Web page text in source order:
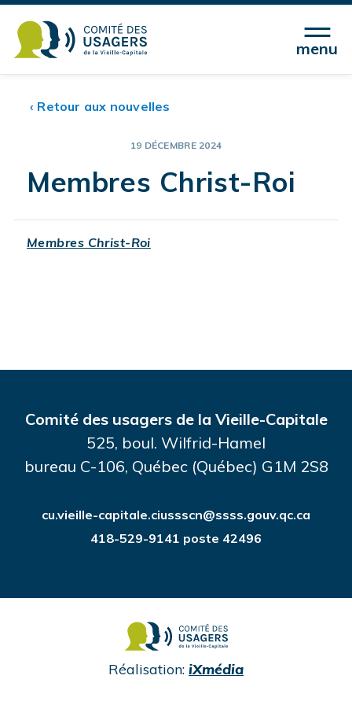
menu
‹ Retour aux nouvelles
19 DÉCEMBRE 2024
Membres Christ-Roi
Membres Christ-Roi
Comité des usagers de la Vieille-Capitale
525, boul. Wilfrid-Hamel
bureau C-106, Québec (Québec) G1M 2S8
cu.vieille-capitale.ciussscn@ssss.gouv.qc.ca
418-529-9141 poste 42496
Réalisation: iXmédiaundefined